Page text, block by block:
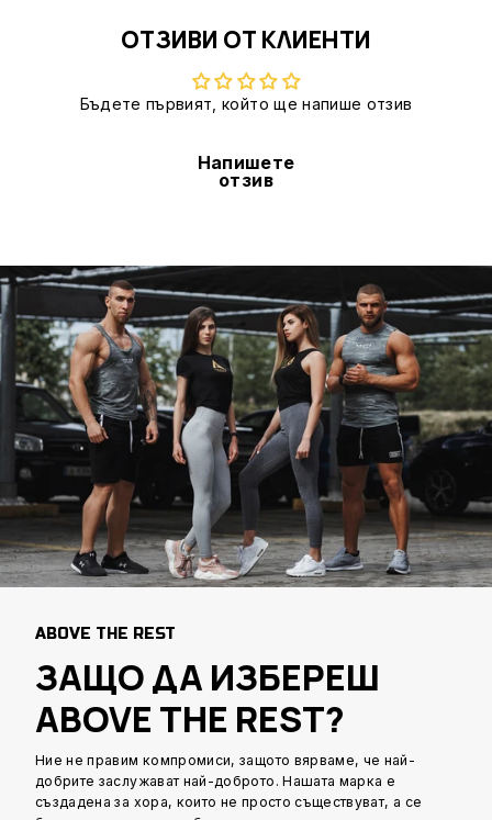
ОТЗИВИ ОТ КЛИЕНТИ
Бъдете първият, който ще напише отзив
Напишете
отзив
ABOVE THE REST
ЗАЩО ДА ИЗБЕРЕШ
ABOVE THE REST?
Ние не правим компромиси, защото вярваме, че най-
добрите заслужават най-доброто. Нашата марка е
създадена за хора, които не просто съществуват, а се